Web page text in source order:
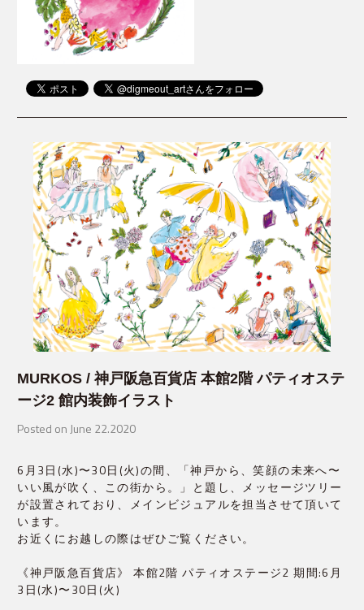
MURKOS / 神戸阪急百貨店 本館2階 パティオステ
ージ2 館内装飾イラスト
Posted on June 22.2020
6月3日(水)〜30日(火)の間、「神戸から、笑顔の未来へ〜
いい風が吹く、この街から。」と題し、メッセージツリー
が設置されており、メインビジュアルを担当させて頂いて
います。
お近くにお越しの際はぜひご覧ください。
《神戸阪急百貨店》 本館2階 パティオステージ2 期間:6月
3日(水)〜30日(火)